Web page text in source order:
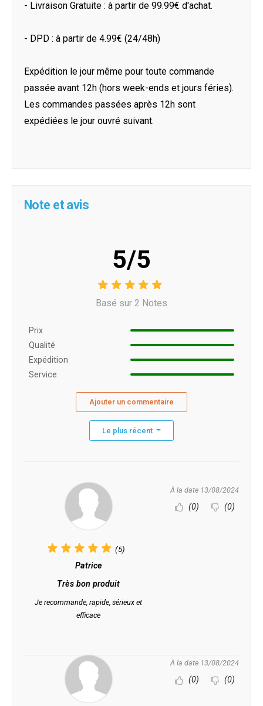
- Livraison Gratuite : à partir de 99.99€ d'achat.
- DPD : à partir de 4.99€ (24/48h)
Expédition le jour même pour toute commande
passée avant 12h (hors week-ends et jours féries).
Les commandes passées après 12h sont
expédiées le jour ouvré suivant.
Note et avis
5/5
Basé sur 2 Notes
Prix ​​
Qualité
Expédition
Service
Ajouter un commentaire
Le plus récent
(5)
Patrice
Très bon produit
Je recommande, rapide, sérieux et
efficace
À la date 13/08/2024
(0) (0)
À la date 13/08/2024
(0) (0)